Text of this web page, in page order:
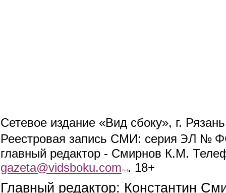
Сетевое издание «Вид сбоку», г.
Реестровая запись СМИ: серия ЭЛ №
главный редактор - Смирнов К.М.
gazeta@vidsboku.com (link sends e-mail)
. 18+
Главный редактор: Константин